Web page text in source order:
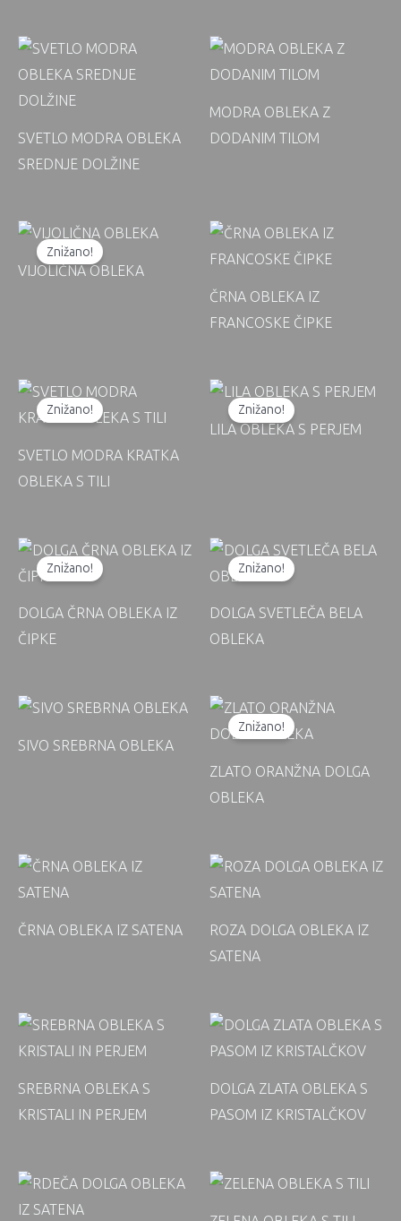
SVETLO MODRA OBLEKA
SREDNJE DOLŽINE
MODRA OBLEKA Z
DODANIM TILOM
Znižano!
VIJOLIČNA OBLEKA
ČRNA OBLEKA IZ
FRANCOSKE ČIPKE
Znižano!
SVETLO MODRA KRATKA
OBLEKA S TILI
Znižano!
LILA OBLEKA S PERJEM
Znižano!
DOLGA ČRNA OBLEKA IZ
ČIPKE
Znižano!
DOLGA SVETLEČA BELA
OBLEKA
SIVO SREBRNA OBLEKA
Znižano!
ZLATO ORANŽNA DOLGA
OBLEKA
ČRNA OBLEKA IZ SATENA
ROZA DOLGA OBLEKA IZ
SATENA
SREBRNA OBLEKA S
KRISTALI IN PERJEM
DOLGA ZLATA OBLEKA S
PASOM IZ KRISTALČKOV